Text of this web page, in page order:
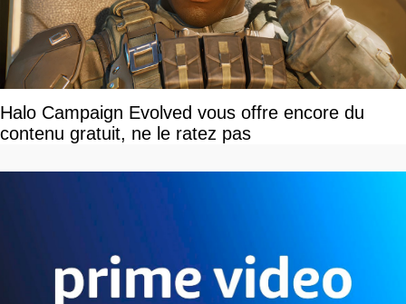
Halo Campaign Evolved vous offre encore du
contenu gratuit, ne le ratez pas